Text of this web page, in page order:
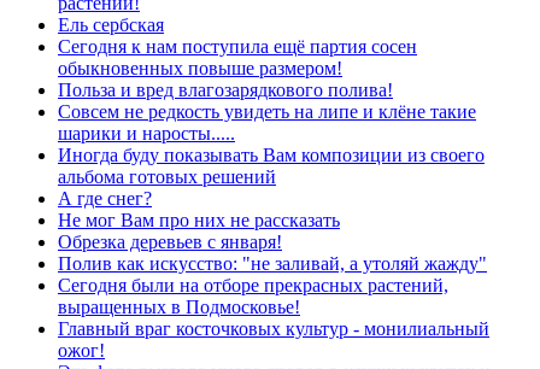
Ель сербская
Сегодня к нам поступила ещё партия сосен
обыкновенных повыше размером!
Польза и вред влагозарядкового полива!
Совсем не редкость увидеть на липе и клёне такие
шарики и наросты.....
Иногда буду показывать Вам композиции из своего
альбома готовых решений
А где снег?
Не мог Вам про них не рассказать
Обрезка деревьев с января!
Полив как искусство: "не заливай, а утоляй жажду"
Сегодня были на отборе прекрасных растений,
выращенных в Подмосковье!
Главный враг косточковых культур - монилиальный
ожог!